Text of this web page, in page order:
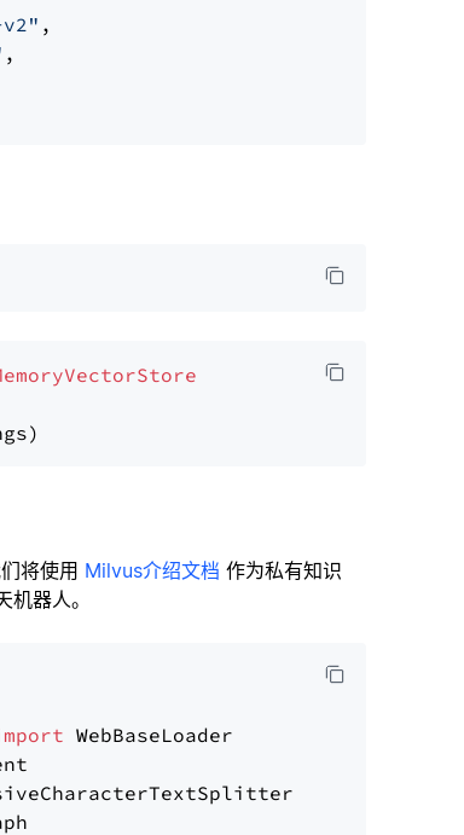
,
,
将使用 Milvus介绍文档 作为私有知识
器人。